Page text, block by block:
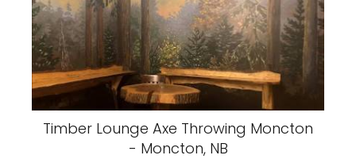
Timber Lounge Axe Throwing Moncton
- Moncton, NB